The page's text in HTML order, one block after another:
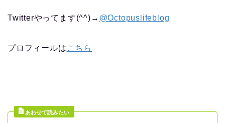
Twitterやってます(^^)→ @Octopuslifeblog
プロフィールは こちら